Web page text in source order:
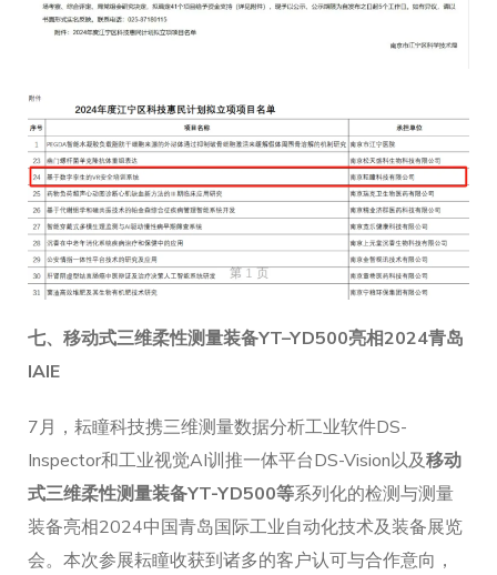
七、 移动式三维柔性测量装备YT–YD500亮相2024青岛
IAIE
7月，耘瞳科技携三维测量数据分析工业软件DS-
Inspector和工业视觉AI训推一体平台DS-Vision以及移动
式三维柔性测量装备YT-YD500等系列化的检测与测量
装备亮相2024中国青岛国际工业自动化技术及装备展览
会。本次参展耘瞳收获到诸多的客户认可与合作意向，